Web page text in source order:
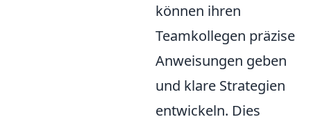
können ihren
Teamkollegen präzise
Anweisungen geben
und klare Strategien
entwickeln. Dies